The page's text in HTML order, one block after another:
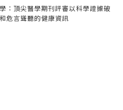
胺」為何會影響孩子成
巨嬰
？怎麼控管？
，找到父母自己的童年
對戀愛、挫折、失落、
理學研究所臨床組，長
服務。相信透過生命間
開啟一段生命影響生命
同創立了「米露谷心理
優質且專業的心理健康
係
對話不再徒勞無功
子的話語中，找到自己
一輩子
心連心，但縱容的父母
：頂尖醫學期刊評審以科學證據破
危言聳聽的健康資訊